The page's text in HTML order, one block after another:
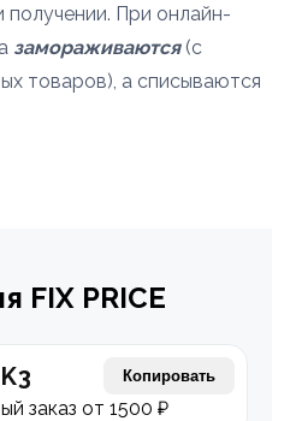
получении. При онлайн-
замораживаются(с
товаров), а списываются
FIX PRICE
Копировать
заказ от 1500 ₽